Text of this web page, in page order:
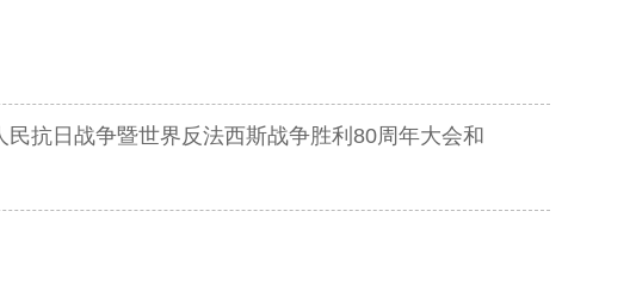
抗日战争暨世界反法西斯战争胜利80周年大会和